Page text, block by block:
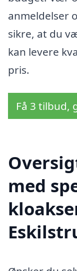
anmeldelser
sikre, at du
kan levere
pris.
Få 3 tilbud,
med